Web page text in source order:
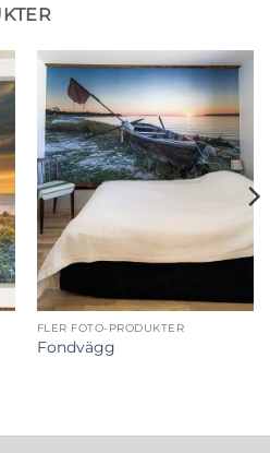
FLER FOTO-PRODUKTER
Fondvägg